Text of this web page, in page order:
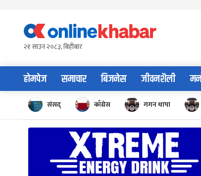
content२१ साउन २०८३, बिहीबार
होमपेज समाचार बिजनेस जीवनशैली
संसद् काँग्रेस गगन थापा